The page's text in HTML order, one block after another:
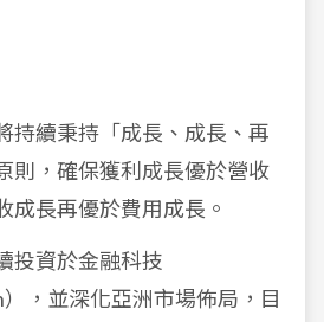
持續秉持「成長、成長、再
則，確保獲利成長優於營收
成長再優於費用成長。
投資於金融科技
），並深化亞洲市場佈局，目